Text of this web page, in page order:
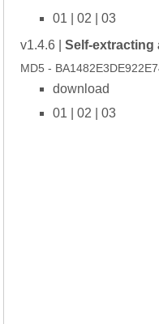
01 |02 |03
v1.4.6 |Self-extracting
MD5 -
download
01 |02 |03